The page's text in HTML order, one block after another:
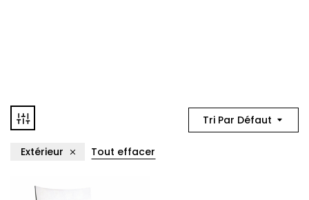
Tri Par Défaut
Extérieur Tout effacer